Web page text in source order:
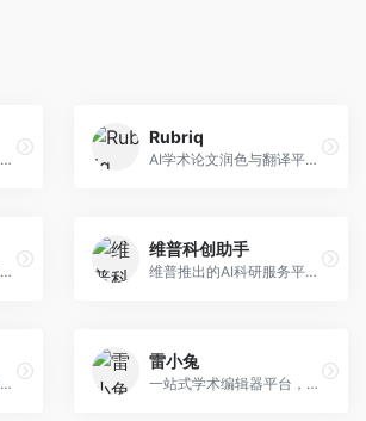
一站式AI论文写作助手，覆盖学术写作全场景。面向高校学生和科研人员，提供开题报告、文献综述、论文正文等写作服务，支持多学科多类型论文，操作简便。
Rubriq
AI学术论文润色与翻译平台。面向国际期刊投稿者，提供论文润色、翻译、格式调整等服务，支持多语言，学术表达专业规范。
AI论文写作平台，提供无限改稿服务。面向高校学生和学术研究者，支持论文选题、大纲生成、内容撰写、查重修改等全流程服务，改稿次数不限，服务质量有保障。
维普科创助手
维普推出的AI科研服务平台，整合学术资源与智能写作。面向科研人员和高校师生，提供文献检索、论文写作、查重检测等一站式服务，学术资源权威可靠。
AI科研写作平台，专注于学术研究辅助。面向研究生和科研工作者，提供文献分析、研究方法指导、论文撰写等服务，学术资源丰富，研究支持全面。
雷小兔
一站式学术编辑器平台，覆盖论文写作全流程。面向高校学生和科研人员，提供选题分析、文献检索、论文生成、查重降重等服务，操作流程清晰，学术写作效率显著提升。